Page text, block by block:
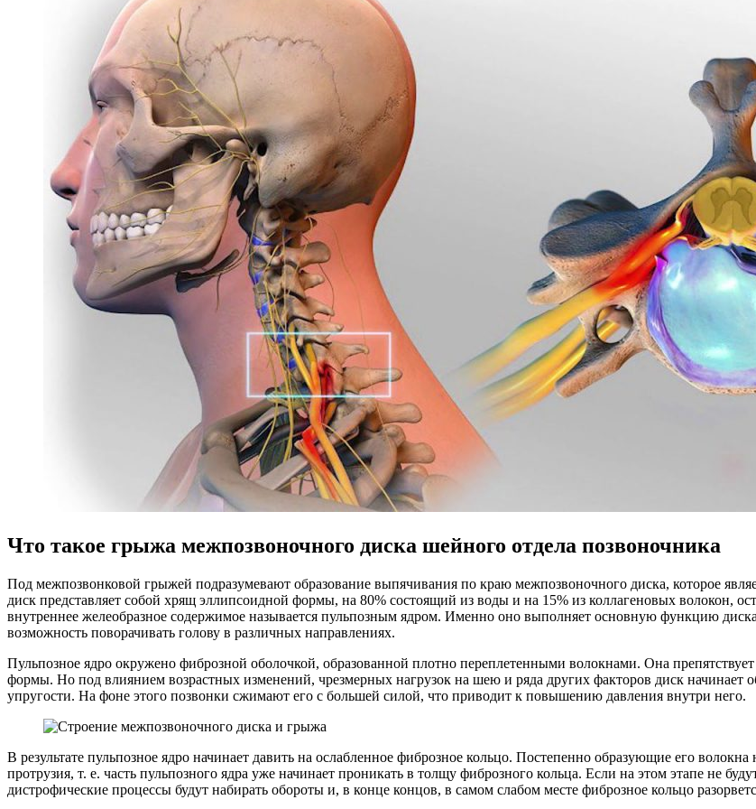
Что такое грыжа межпозвоночного диска шейного отдела позвоночника
Под межпозвонковой грыжей подразумевают образование выпячивания по краю межпозвоночного диска, которое
диск представляет собой хрящ эллипсоидной формы, на 80% состоящий из воды и на 15% из коллагеновых волокон,
внутреннее желеобразное содержимое называется пульпозным ядром. Именно оно выполняет основную функцию
возможность поворачивать голову в различных направлениях.
Пульпозное ядро окружено фиброзной оболочкой, образованной плотно переплетенными волокнами. Она
формы. Но под влиянием возрастных изменений, чрезмерных нагрузок на шею и ряда других факторов диск начинает
упругости. На фоне этого позвонки сжимают его с большей силой, что приводит к повышению давления внутри него.
В результате пульпозное ядро начинает давить на ослабленное фиброзное кольцо. Постепенно образующие его
протрузия, т. е. часть пульпозного ядра уже начинает проникать в толщу фиброзного кольца. Если на этом этапе не
дистрофические процессы будут набирать обороты и, в конце концов, в самом слабом месте фиброзное кольцо